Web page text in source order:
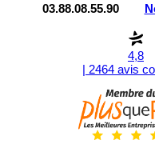
03.88.08.55.90
4,8
| 2464 avis